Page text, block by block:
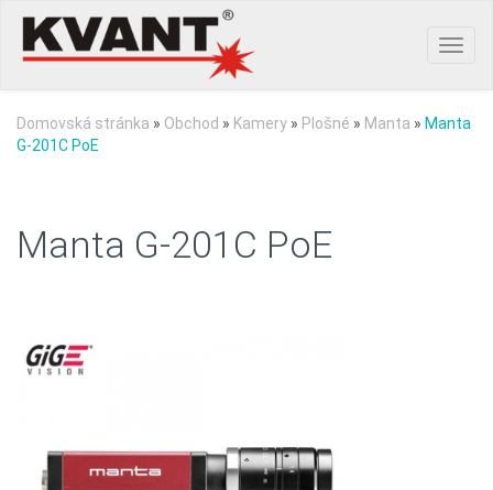
Domovská stránka » Obchod » Kamery » Plošné » Manta » Manta
G-201C PoE
Manta G-201C PoE